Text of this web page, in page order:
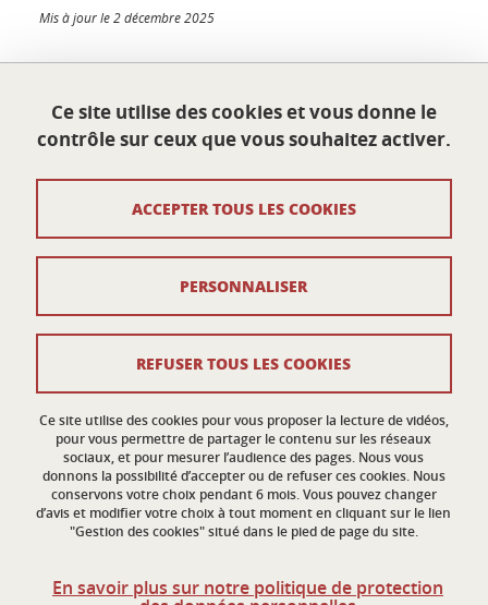
Mis à jour le 2 décembre 2025
École doctorale Sciences économiques
Université Grenoble Alpes
38400 Saint-Martin-d'Hères
France
Crédits
Mentions légales
Données personnelles
Gestion des cookies
Ce site utilise des cookies et vous donne le
contrôle sur ceux que vous souhaitez activer.
Ce site utilise des cookies pour vous proposer la lecture de vidéos,
pour vous permettre de partager le contenu sur les réseaux
sociaux, et pour mesurer l’audience des pages. Nous vous
donnons la possibilité d’accepter ou de refuser ces cookies. Nous
conservons votre choix pendant 6 mois. Vous pouvez changer
d’avis et modifier votre choix à tout moment en cliquant sur le lien
"Gestion des cookies" situé dans le pied de page du site.
En savoir plus sur notre politique de protection
ACCEPTER TOUS LES COOKIES
REFUSER TOUS LES COOKIES
PERSONNALISER